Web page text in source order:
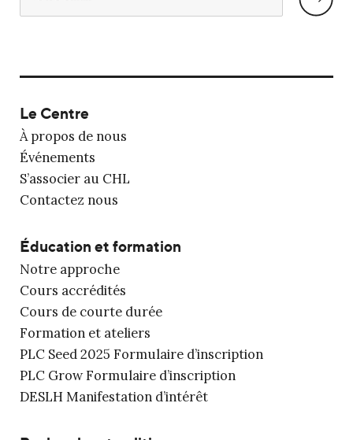
Le Centre
À propos de nous
Événements
S’associer au CHL
Contactez nous
Éducation et formation
Notre approche
Cours accrédités
Cours de courte durée
Formation et ateliers
PLC Seed 2025 Formulaire d’inscription
PLC Grow Formulaire d’inscription
DESLH Manifestation d’intérêt